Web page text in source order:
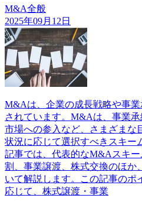
M&A全般
2025年09月12日
M&Aは、企業の成長戦略や事
されています。M&Aは、事業
市場への参入など、さまざまな
状況に応じて選択すべきスキー
記事では、代表的なM&Aスキ
割、事業譲渡、株式交換のほか
いて解説します。この記事のポ
応じて、株式譲渡・事業